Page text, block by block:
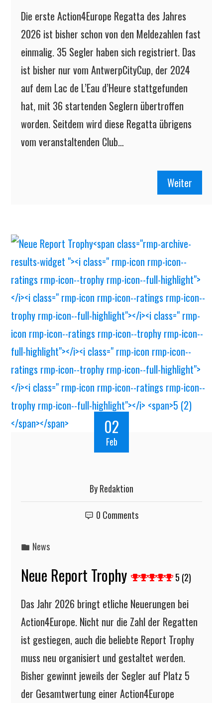
Die erste Action4Europe Regatta des Jahres
2026 ist bisher schon von den Meldezahlen fast
einmalig. 35 Segler haben sich registriert. Das
ist bisher nur vom AntwerpCityCup, der 2024
auf dem Lac de L’Eau d’Heure stattgefunden
hat, mit 36 startenden Seglern übertroffen
worden. Seitdem wird diese Regatta übrigens
vom veranstaltenden Club…
Weiter
02
Feb
ByRedaktion
0 Comments
News
Neue Report Trophy 5 (2)
Das Jahr 2026 bringt etliche Neuerungen bei
Action4Europe. Nicht nur die Zahl der Regatten
ist gestiegen, auch die beliebte Report Trophy
muss neu organisiert und gestaltet werden.
Bisher gewinnt jeweils der Segler auf Platz 5
der Gesamtwertung einer Action4Europe